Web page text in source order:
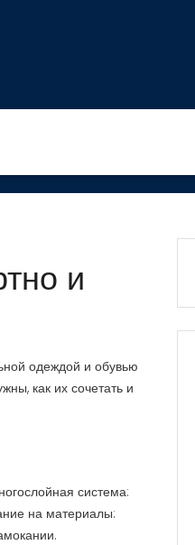
и
одеждой и обувью
как их сочетать и
система:
на материалы: